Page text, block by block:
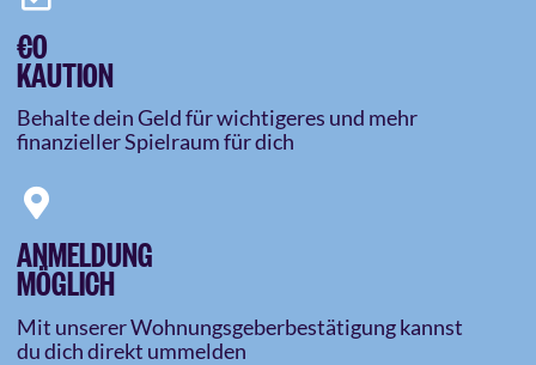
€0
KAUTION
Behalte dein Geld für wichtigeres und mehr
finanzieller Spielraum für dich
ANMELDUNG
MÖGLICH
Mit unserer Wohnungsgeberbestätigung kannst
du dich direkt ummelden